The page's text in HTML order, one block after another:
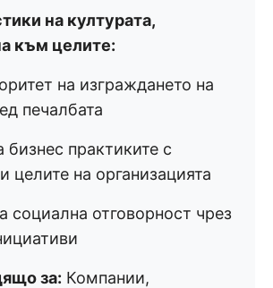
на културата,
към целите:
на изграждането на
печалбата
бизнес практиките с
целите на организацията
социална отговорност чрез
за: Компании,